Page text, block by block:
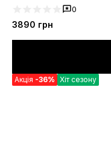
0
3890 грн
Акція -36% Хіт сезону